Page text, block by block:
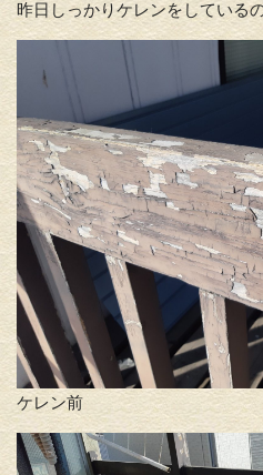
昨日しっかりケレンをしている
ケレン前